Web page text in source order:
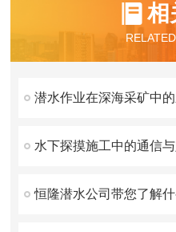
相
潜水作业在深海采矿中的
水下探摸施工中的通信
恒隆潜水公司带您了解